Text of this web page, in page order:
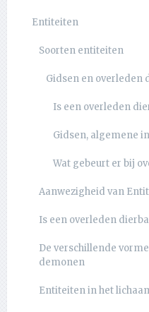
Entiteiten
Soorten entiteiten
Gidsen en overleden
Is een overleden
Gidsen, algemene
Wat gebeurt er bij
Aanwezigheid van
Is een overleden
De verschillende
demonen
Entiteiten in het